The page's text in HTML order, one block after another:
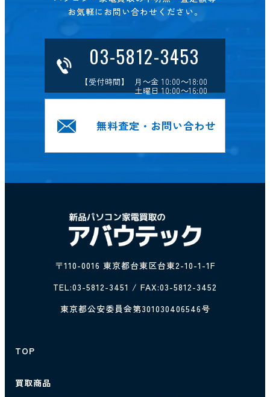
お気軽にお問い合わせください。
03-5812-3453
【受付時間】 月～金 10:00～18:00
土曜日 10:00～16:00
無料査定・お問い合わせ
〒110-0016 東京都台東区台東2-10-1-1F
TEL:03-5812-3451 / FAX:03-5812-3452
東京都公安委員会第301030406546号
TOP
買取商品